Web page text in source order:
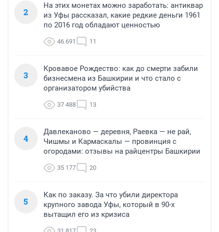
2
На этих монетах можно заработать: антиквар
из Уфы рассказал, какие редкие деньги 1961
по 2016 год обладают ценностью
46 691 11
3
Кровавое Рождество: как до смерти забили
бизнесмена из Башкирии и что стало с
организатором убийства
37 488 13
4
Давлеканово — деревня, Раевка — не рай,
Чишмы и Кармаскалы — провинция с
огородами: отзывы на райцентры Башкирии
35 177 20
5
Как по заказу. За что убили директора
крупного завода Уфы, который в 90-х
вытащил его из кризиса